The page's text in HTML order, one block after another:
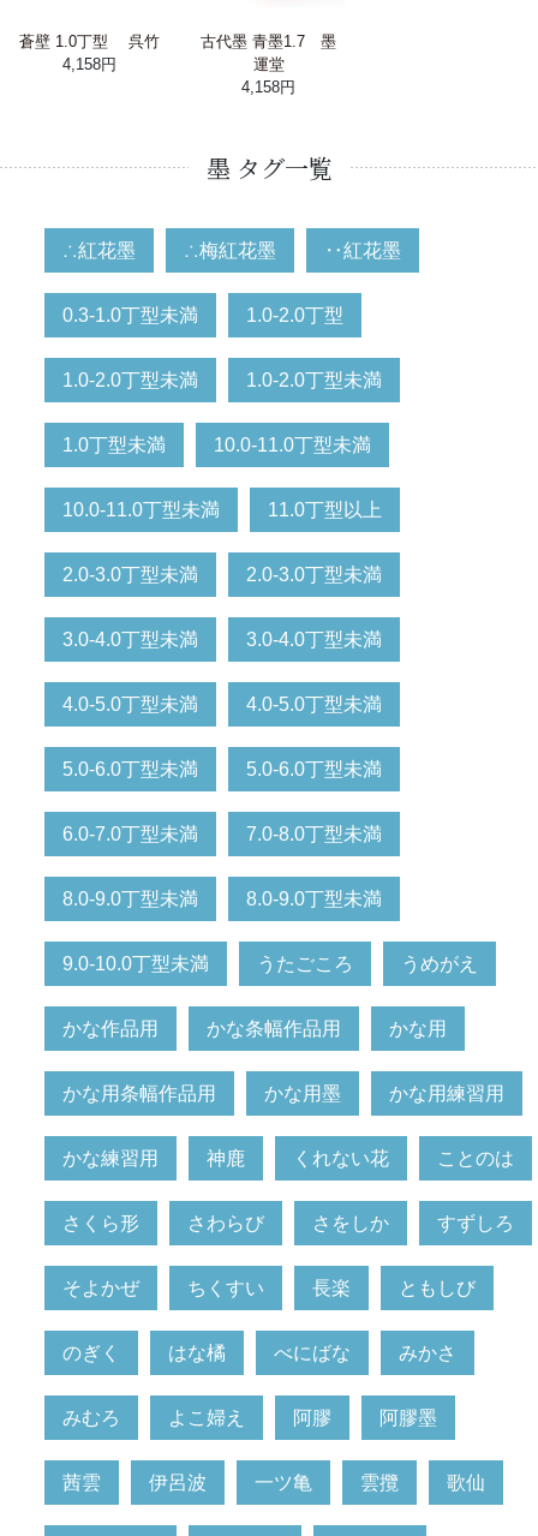
蒼壁 1.0丁型 呉竹
4,158円
古代墨 青墨1.7 墨
運堂
4,158円
墨 タグ一覧
∴紅花墨 ∴梅紅花墨 ‥紅花墨
0.3-1.0丁型未満 1.0-2.0丁型
1.0-2.0丁型未満 1.0-2.0丁型未満
1.0丁型未満 10.0-11.0丁型未満
10.0-11.0丁型未満 11.0丁型以上
2.0-3.0丁型未満 2.0-3.0丁型未満
3.0-4.0丁型未満 3.0-4.0丁型未満
4.0-5.0丁型未満 4.0-5.0丁型未満
5.0-6.0丁型未満 5.0-6.0丁型未満
6.0-7.0丁型未満 7.0-8.0丁型未満
8.0-9.0丁型未満 8.0-9.0丁型未満
9.0-10.0丁型未満 うたごころ うめがえ
かな作品用 かな条幅作品用 かな用
かな用条幅作品用 かな用墨 かな用練習用
かな練習用 神鹿 くれない花 ことのは
さくら形 さわらび さをしか すずしろ
そよかぜ ちくすい 長楽 ともしび
のぎく はな橘 べにばな みかさ
みむろ よこ婦え 阿膠 阿膠墨
茜雲 伊呂波 一ツ亀 雲攬 歌仙